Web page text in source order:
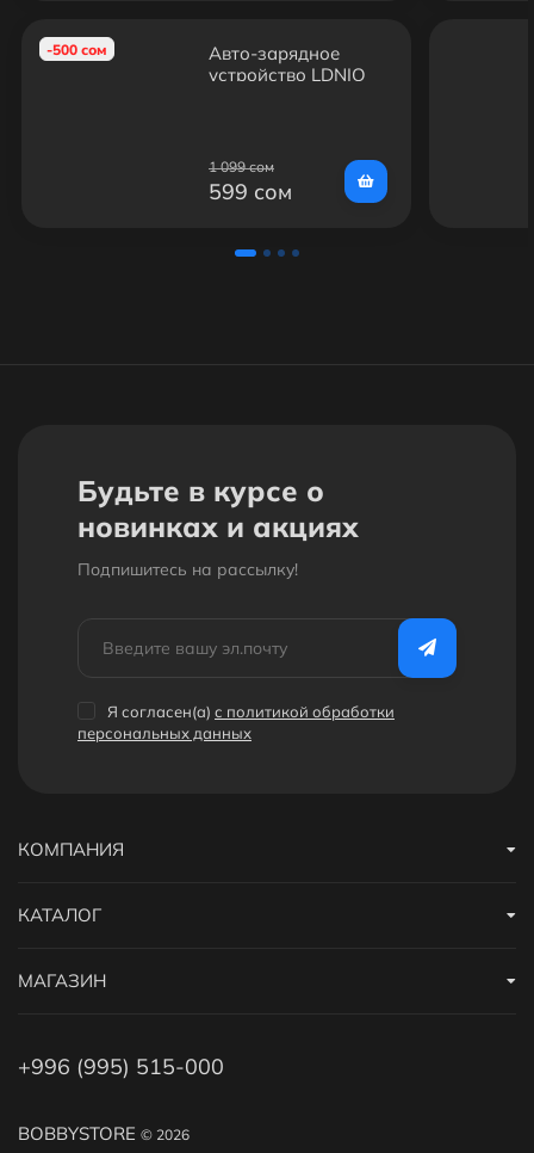
-500 сом
Авто-зарядное
устройство LDNIO
1 099 сом
599 сом
Будьте в курсе о
новинках и акциях
Подпишитесь на рассылкy!
Я согласен(a) с политикой обработки
персональных данных
BOBBYSTORE © 2026
КОМПАНИЯ
КАТАЛОГ
МАГАЗИН
+996 (995) 515-000